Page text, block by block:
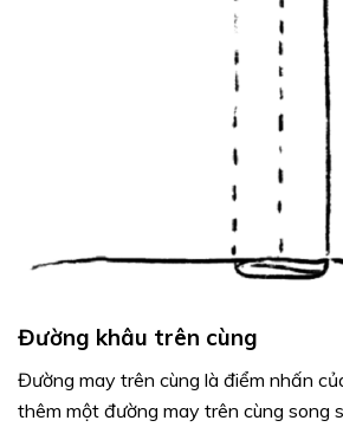
Đường khâu trên cùng
Đường may trên cùng là điểm nhấn
thêm một đường may trên cùng song